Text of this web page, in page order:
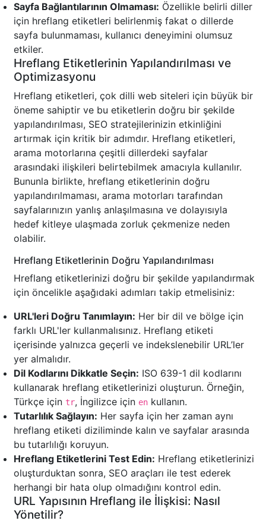
Sayfa Bağlantılarının Olmaması: Özellikle belirli diller
için hreflang etiketleri belirlenmiş fakat o dillerde
sayfa bulunmaması, kullanıcı deneyimini olumsuz
etkiler.
Hreflang Etiketlerinin Yapılandırılması ve
Optimizasyonu
Hreflang etiketleri, çok dilli web siteleri için büyük bir
öneme sahiptir ve bu etiketlerin doğru bir şekilde
yapılandırılması, SEO stratejilerinizin etkinliğini
artırmak için kritik bir adımdır. Hreflang etiketleri,
arama motorlarına çeşitli dillerdeki sayfalar
arasındaki ilişkileri belirtebilmek amacıyla kullanılır.
Bununla birlikte, hreflang etiketlerinin doğru
yapılandırılmaması, arama motorları tarafından
sayfalarınızın yanlış anlaşılmasına ve dolayısıyla
hedef kitleye ulaşmada zorluk çekmenize neden
olabilir.
Hreflang Etiketlerinin Doğru Yapılandırılması
Hreflang etiketlerinizi doğru bir şekilde yapılandırmak
için öncelikle aşağıdaki adımları takip etmelisiniz:
URL'leri Doğru Tanımlayın: Her bir dil ve bölge için
farklı URL'ler kullanmalısınız. Hreflang etiketi
içerisinde yalnızca geçerli ve indekslenebilir URL’ler
yer almalıdır.
Dil Kodlarını Dikkatle Seçin: ISO 639-1 dil kodlarını
kullanarak hreflang etiketlerinizi oluşturun. Örneğin,
Türkçe için tr, İngilizce için en kullanın.
Tutarlılık Sağlayın: Her sayfa için her zaman aynı
hreflang etiketi diziliminde kalın ve sayfalar arasında
bu tutarlılığı koruyun.
Hreflang Etiketlerini Test Edin: Hreflang etiketlerinizi
oluşturduktan sonra, SEO araçları ile test ederek
herhangi bir hata olup olmadığını kontrol edin.
URL Yapısının Hreflang ile İlişkisi: Nasıl
Yönetilir?